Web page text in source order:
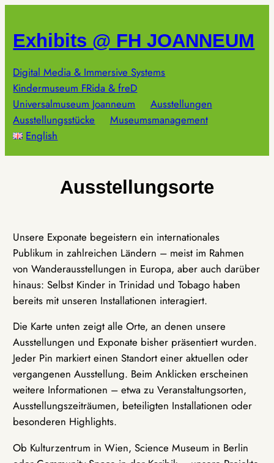
springen
Exhibits @ FH JOANNEUM
Digital Media & Immersive Systems
Kindermuseum FRida & freD
Universalmuseum Joanneum
Ausstellungen
Ausstellungsstücke
Museumsmanagement
English
Ausstellungsorte
Unsere Exponate begeistern ein internationales
Publikum in zahlreichen Ländern – meist im Rahmen
von Wanderausstellungen in Europa, aber auch darüber
hinaus: Selbst Kinder in Trinidad und Tobago haben
bereits mit unseren Installationen interagiert.
Die Karte unten zeigt alle Orte, an denen unsere
Ausstellungen und Exponate bisher präsentiert wurden.
Jeder Pin markiert einen Standort einer aktuellen oder
vergangenen Ausstellung. Beim Anklicken erscheinen
weitere Informationen – etwa zu Veranstaltungsorten,
Ausstellungszeiträumen, beteiligten Installationen oder
besonderen Highlights.
Ob Kulturzentrum in Wien, Science Museum in Berlin